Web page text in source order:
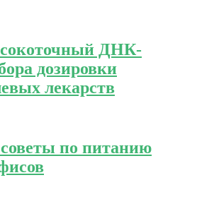
ДНК-
дозировки
лекарств
по питанию